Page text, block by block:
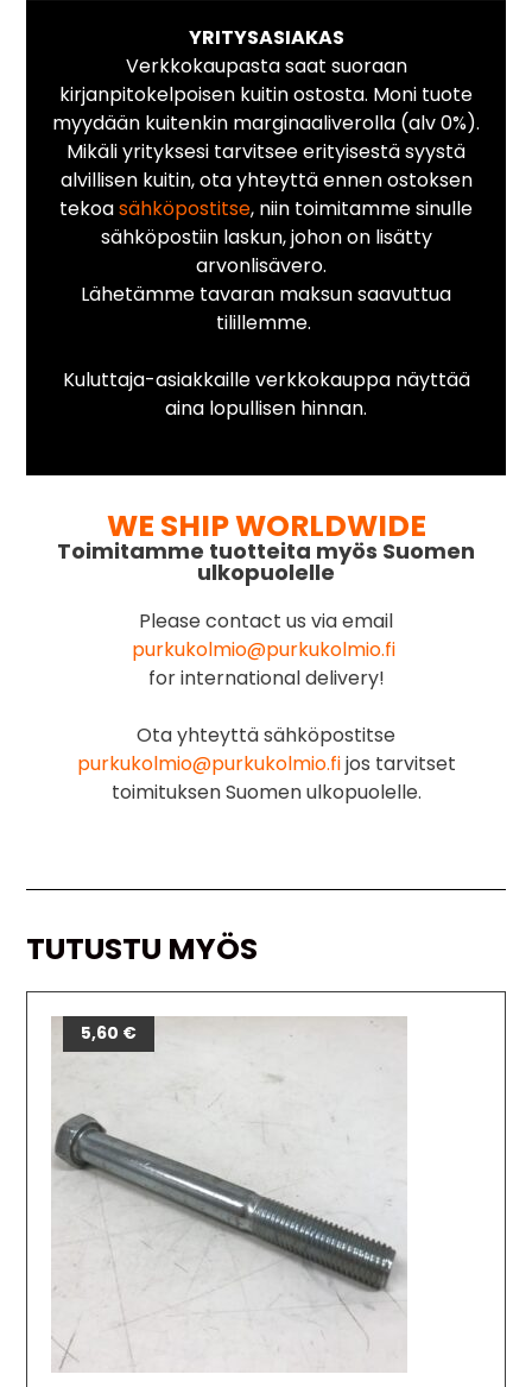
YRITYSASIAKAS
Verkkokaupasta saat suoraan
kirjanpitokelpoisen kuitin ostosta. Moni tuote
myydään kuitenkin marginaaliverolla (alv 0%).
Mikäli yrityksesi tarvitsee erityisestä syystä
alvillisen kuitin, ota yhteyttä ennen ostoksen
tekoasähköpostitse, niin toimitamme sinulle
sähköpostiin laskun, johon on lisätty
arvonlisävero.
Lähetämme tavaran maksun saavuttua
tilillemme.
Kuluttaja-asiakkaille verkkokauppa näyttää
aina lopullisen hinnan.
WE SHIP WORLDWIDE
Toimitamme tuotteita myös Suomen
ulkopuolelle
Please contact us via email
purkukolmio@purkukolmio.fi
for international delivery!
Ota yhteyttä sähköpostitse
purkukolmio@purkukolmio.fijos tarvitset
toimituksen Suomen ulkopuolelle.
TUTUSTU MYÖS
5,60 €